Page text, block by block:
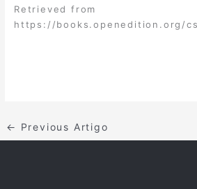
Retrieved from
https://books.openedition.org/
← Previous Artigo